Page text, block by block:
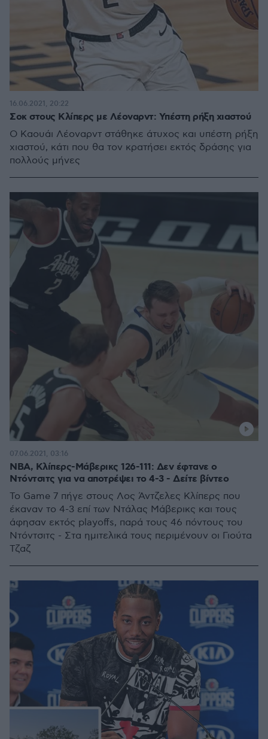
Σοκ στους Κλίπερς με Λέοναρντ: Υπέστη ρήξη χιαστού
Ο Καουάι Λέοναρντ στάθηκε άτυχος και υπέστη ρήξη
χιαστού, κάτι που θα τον κρατήσει εκτός δράσης για
πολλούς μήνες
16.06.2021, 20:22
NBA, Κλίπερς-Μάβερικς 126-111: Δεν έφτανε ο
Ντόντσιτς για να αποτρέψει το 4-3 - Δείτε βίντεο
Το Game 7 πήγε στους Λος Άντζελες Κλίπερς που
έκαναν το 4-3 επί των Ντάλας Μάβερικς και τους
άφησαν εκτός playoffs, παρά τους 46 πόντους του
Ντόντσιτς - Στα ημιτελικά τους περιμένουν οι Γιούτα
Τζαζ
07.06.2021, 03:16